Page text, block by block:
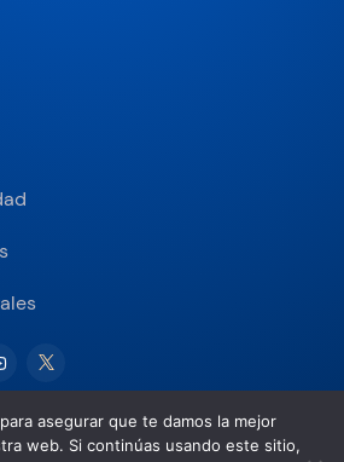
asegurar que te damos la mejor
web. Si continúas usando este sitio,